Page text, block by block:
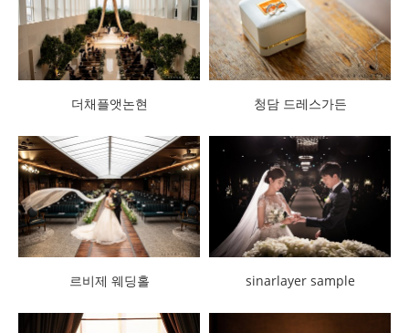
더채플앳논현 청담 드레스가든
르비제 웨딩홀 sinarlayer sample